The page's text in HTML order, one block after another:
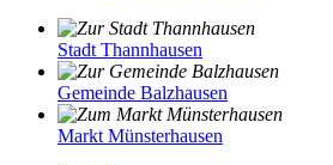
Stadt Thannhausen
Gemeinde Balzhausen
Markt Münsterhausen